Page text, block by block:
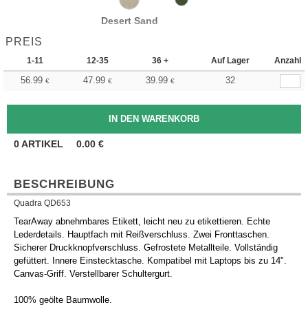
Desert Sand
PREIS
1-11 12-35 36 + Auf Lager Anzahl
56.99 € 47.99 € 39.99 € 32
0ARTIKEL 0.00 €
BESCHREIBUNG
Quadra QD653
TearAway abnehmbares Etikett, leicht neu zu etikettieren. Echte
Lederdetails. Hauptfach mit Reißverschluss. Zwei Fronttaschen.
Sicherer Druckknopfverschluss. Gefrostete Metallteile. Vollständig
gefüttert. Innere Einstecktasche. Kompatibel mit Laptops bis zu 14".
Canvas-Griff. Verstellbarer Schultergurt.
100% geölte Baumwolle.